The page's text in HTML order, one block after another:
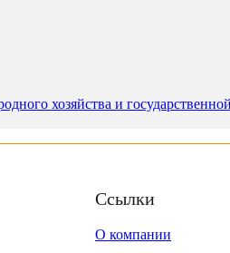
хозяйства и
Ссылки
О компании